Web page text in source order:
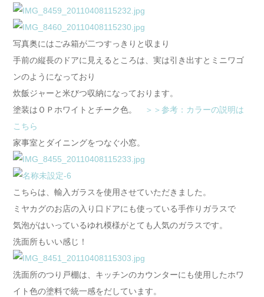
写真奥にはごみ箱が二つすっきりと収まり
手前の縦長のドアに見えるところは、実は引き出すとミニワゴ
ンのようになっており
炊飯ジャーと米びつ収納になっております。
塗装はＯＰホワイトとチーク色。
＞＞参考：カラーの説明は
こちら
家事室とダイニングをつなぐ小窓。
こちらは、輸入ガラスを使用させていただきました。
ミヤカグのお店の入り口ドアにも使っている手作りガラスで
気泡がはいっているゆれ模様がとても人気のガラスです。
洗面所もいい感じ！
洗面所のつり戸棚は、キッチンのカウンターにも使用したホワ
イト色の塗料で統一感をだしています。